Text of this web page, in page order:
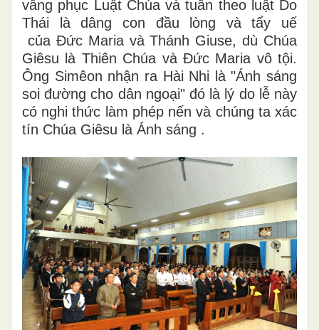
vâng phục Luật Chúa và tuân theo luật Do
Thái là dâng con đầu lòng và tẩy uế
của Đức Maria và Thánh Giuse, dù Chúa
Giêsu là Thiên Chúa và Đức Maria vô tội.
Ông Simêon nhận ra Hài Nhi là "Ánh sáng
soi đường cho dân ngoại" đó là lý do lễ này
có nghi thức làm phép nến và chúng ta xác
tín Chúa Giêsu là Ánh sáng .